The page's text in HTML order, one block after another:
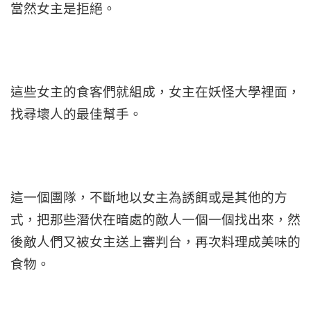
當然女主是拒絕。
這些女主的食客們就組成，女主在妖怪大學裡面，
找尋壞人的最佳幫手。
這一個團隊，不斷地以女主為誘餌或是其他的方
式，把那些潛伏在暗處的敵人一個一個找出來，然
後敵人們又被女主送上審判台，再次料理成美味的
食物。